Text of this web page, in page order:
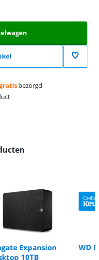
bezorgd
Expansion
10TB
WD